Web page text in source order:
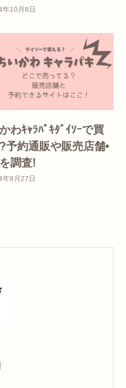
年10月8日
わｷｬﾗﾊﾟｷﾀﾞｲｿｰで買
予約通販や販売店舗•
調査!
年9月27日